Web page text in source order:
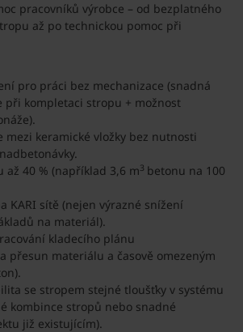
pracovníků výrobce – od bezplatného
až po technickou pomoc při
pro práci bez mechanizace (snadná
při kompletaci stropu + možnost
mezi keramické vložky bez nutnosti
až 40 % (například 3,6 m3 betonu na 100
KARI sítě (nejen výrazné snížení
na materiál).
kladecího plánu
přesun materiálu a časově omezeným
se stropem stejné tloušťky v systému
kombince stropů nebo snadné
již existujícím).